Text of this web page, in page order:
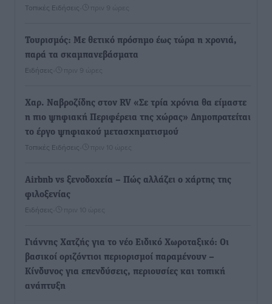
Τοπικές Ειδήσεις πριν 9 ώρες
Τουρισμός: Με θετικό πρόσημο έως τώρα η χρονιά,
παρά τα σκαμπανεβάσματα
Ειδήσεις πριν 9 ώρες
Χαρ. Ναβροζίδης στον RV «Σε τρία χρόνια θα είμαστε
η πιο ψηφιακή Περιφέρεια της χώρας» Δημοπρατείται
το έργο ψηφιακού μετασχηματισμού
Τοπικές Ειδήσεις πριν 10 ώρες
Airbnb vs ξενοδοχεία – Πώς αλλάζει ο χάρτης της
φιλοξενίας
Ειδήσεις πριν 10 ώρες
Γιάννης Χατζής για το νέο Ειδικό Χωροταξικό: Οι
βασικοί οριζόντιοι περιορισμοί παραμένουν –
Κίνδυνος για επενδύσεις, περιουσίες και τοπική
ανάπτυξη